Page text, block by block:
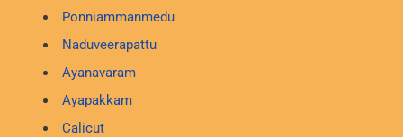
Ponniammanmedu
Naduveerapattu
Ayanavaram
Ayapakkam
Calicut